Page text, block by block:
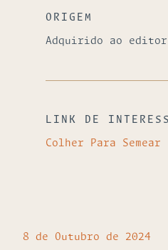
ORIGEM
Adquirido ao editor
LINK DE
Colher Para Semear
8 de Outubro de 2024